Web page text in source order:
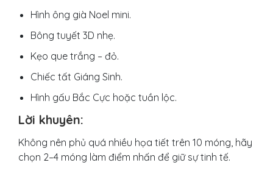
Hình ông già Noel mini.
Bông tuyết 3D nhẹ.
Kẹo que trắng – đỏ.
Chiếc tất Giáng Sinh.
Hình gấu Bắc Cực hoặc tuần lộc.
Lời khuyên:
Không nên phủ quá nhiều họa tiết trên 10 móng, hãy
chọn 2–4 móng làm điểm nhấn để giữ sự tinh tế.